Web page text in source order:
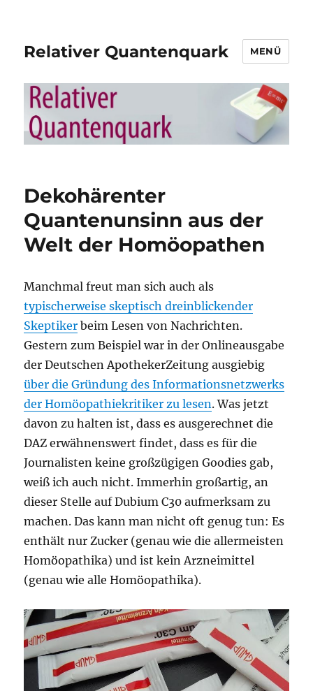
Relativer Quantenquark MENÜ
Dekohärenter
Quantenunsinn aus der
Welt der Homöopathen
Manchmal freut man sich auch als
typischerweise skeptisch dreinblickender
Skeptiker beim Lesen von Nachrichten.
Gestern zum Beispiel war in der Onlineausgabe
der Deutschen ApothekerZeitung ausgiebig
über die Gründung des Informationsnetzwerks
der Homöopathiekritiker zu lesen. Was jetzt
davon zu halten ist, dass es ausgerechnet die
DAZ erwähnenswert findet, dass es für die
Journalisten keine großzügigen Goodies gab,
weiß ich auch nicht. Immerhin großartig, an
dieser Stelle auf Dubium C30 aufmerksam zu
machen. Das kann man nicht oft genug tun: Es
enthält nur Zucker (genau wie die allermeisten
Homöopathika) und ist kein Arzneimittel
(genau wie alle Homöopathika).